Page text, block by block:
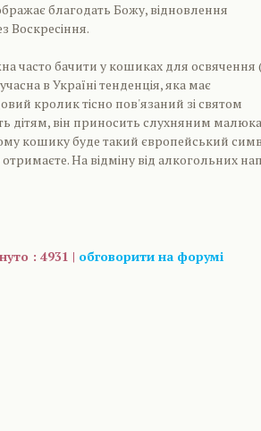
благодать Божу, відновлення
Воскресіння.
часто бачити у кошиках для освячення
в Україні тенденція, яка має
кролик тісно пов'язаний зі святом
дітям, він приносить слухняним
кошику буде такий європейський
На відміну від алкогольних
: 4931 | обговорити на форумі